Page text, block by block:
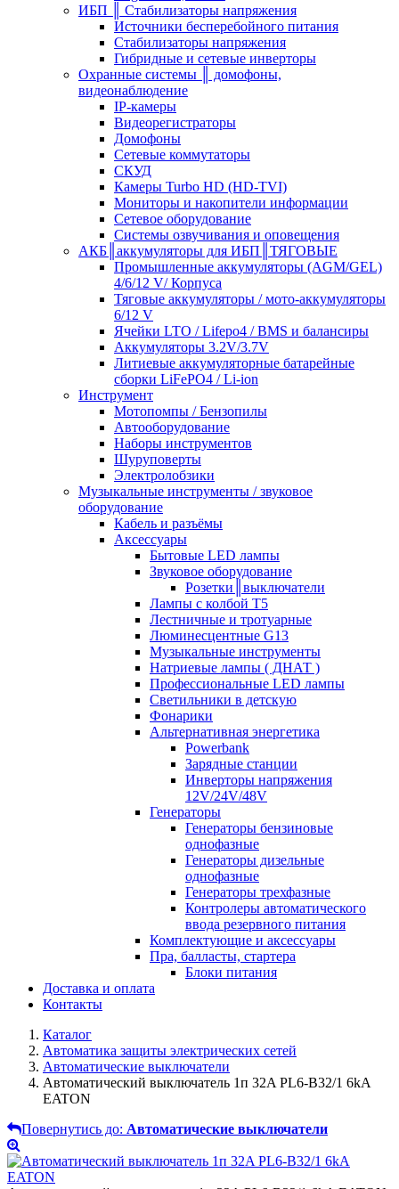
ИБП ║ Стабилизаторы напряжения
Источники бесперебойного питания
Стабилизаторы напряжения
Гибридные и сетевые инверторы
Охранные системы ║ домофоны,
видеонаблюдение
IP-камеры
Видеорегистраторы
Домофоны
Сетевые коммутаторы
СКУД
Камеры Turbo HD (HD-TVI)
Мониторы и накопители информации
Сетевое оборудование
Системы озвучивания и оповещения
АКБ║аккумуляторы для ИБП║ТЯГОВЫЕ
Промышленные аккумуляторы (AGM/GEL)
4/6/12 V/ Корпуса
Тяговые аккумуляторы / мото-аккумуляторы
6/12 V
Ячейки LTO / Lifepo4 / BMS и балансиры
Аккумуляторы 3.2V/3.7V
Литиевые аккумуляторные батарейные
сборки LiFePO4 / Li-ion
Инструмент
Мотопомпы / Бензопилы
Автооборудование
Наборы инструментов
Шуруповерты
Электролобзики
Музыкальные инструменты / звуковое
оборудование
Кабель и разъёмы
Аксессуары
Бытовые LED лампы
Звуковое оборудование
Розетки║выключатели
Лампы с колбой Т5
Лестничные и тротуарные
Люминесцентные G13
Музыкальные инструменты
Натриевые лампы ( ДНАТ )
Профессиональные LED лампы
Светильники в детскую
Фонарики
Альтернативная энергетика
Powerbank
Зарядные станции
Инверторы напряжения
12V/24V/48V
Генераторы
Генераторы бензиновые
однофазные
Генераторы дизельные
однофазные
Генераторы трехфазные
Контролеры автоматического
ввода резервного питания
Комплектующие и аксессуары
Пра, балласты, стартера
Блоки питания
Доставка и оплата
Контакты
Каталог
Автоматика защиты электрических сетей
Автоматические выключатели
Автоматический выключатель 1п 32A PL6-B32/1 6kA
EATON
Повернутись до: Автоматические выключатели